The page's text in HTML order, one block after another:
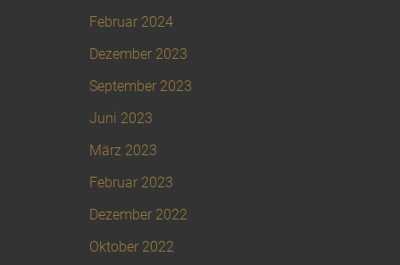
Februar 2024
Dezember 2023
September 2023
Juni 2023
März 2023
Februar 2023
Dezember 2022
Oktober 2022